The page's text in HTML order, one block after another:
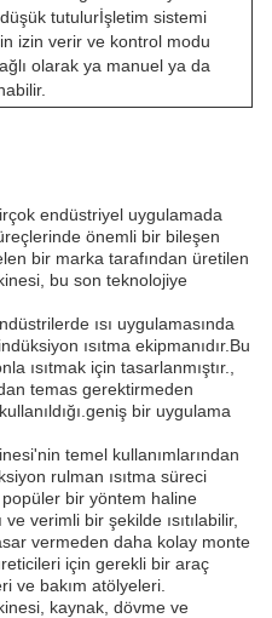
tutulurİşletim sistemi
izin verir ve kontrol modu
olarak ya manuel ya da
endüstriyel uygulamada
önemli bir bileşen
bir marka tarafından üretilen
bu son teknolojiye
ısı uygulamasında
ısıtma ekipmanıdır.Bu
ısıtmak için tasarlanmıştır.,
temas gerektirmeden
bir uygulama
temel kullanımlarından
rulman ısıtma süreci
bir yöntem haline
verimli bir şekilde ısıtılabilir,
vermeden daha kolay monte
için gerekli bir araç
ve bakım atölyeleri.
kaynak, dövme ve